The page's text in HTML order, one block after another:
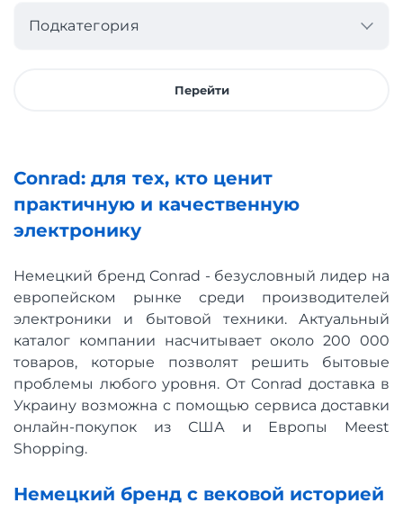
Подкатегория
Перейти
Conrad: для тех, кто ценит
практичную и качественную
электронику
Немецкий бренд Conrad - безусловный лидер на
европейском рынке среди производителей
электроники и бытовой техники. Актуальный
каталог компании насчитывает около 200 000
товаров, которые позволят решить бытовые
проблемы любого уровня. От Conrad доставка в
Украину возможна с помощью сервиса доставки
онлайн-покупок из США и Европы Meest
Shopping.
Немецкий бренд с вековой историей